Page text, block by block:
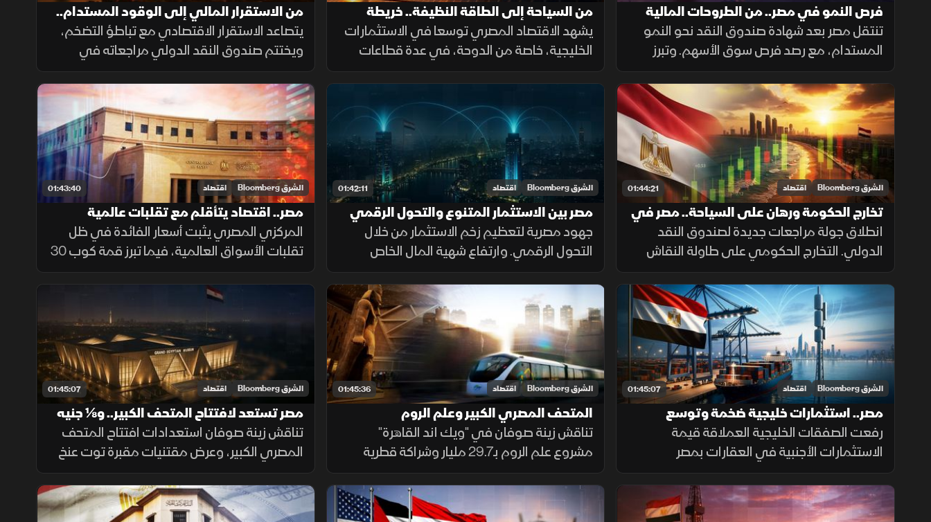
فرص النمو في مصر.. من الطروحات المالية
إلى سياسات المستقبل
تنتقل مصر بعد شهادة صندوق النقد نحو النمو
المستدام، مع رصد فرص سوق الأسهم. وتبرز
فاعلية البيانات الرقمية كأداة للحكومة. ونظهر
لمحة عن حياة قدماء المصريين، وعن تحويل
الإنتاج إلى قيمة أصيلة.
من السياحة إلى الطاقة النظيفة.. خريطة
استثمار جديدة في مصر
يشهد الاقتصاد المصري توسعا في الاستثمارات
الخليجية، خاصة من الدوحة، في عدة قطاعات
منها السياحة. وتحالف صناعي لنقل صناعة الطاقة
النظيفة. وتطورات في التمويل العقاري
الرقمي. وآفاق جديدة لسياحة الجولف.
من الاستقرار المالي إلى الوقود المستدام..
تحولات اقتصادية لافتة
يتصاعد الاستقرار الاقتصادي مع تباطؤ التضخم،
ويختتم صندوق النقد الدولي مراجعاته في
القاهرة. وتتوسع "الملاحة الوطنية" لتنويع
أسطولها. وتوقع الحكومة اتفاقيات استثمارية
لتوفير وقود الطائرات المستدام.
01:44:21 الشرق Bloomberg اقتصاد
تخارج الحكومة ورهان على السياحة.. مصر في
انتظار حصاد النتائج
انطلاق جولة مراجعات جديدة لصندوق النقد
الدولي. التخارج الحكومي على طاولة النقاش
في انتظار نسخة جديدة من وثيقة ملكية الدولة..
وسير أعمال القطاع الخاص غير النفطي على
أفضل وجه في خمسة أعوام.
01:42:11 الشرق Bloomberg اقتصاد
مصر بين الاستثمار المتنوع والتحول الرقمي
في عصر الذكاء الاصطناعي
جهود مصرية لتعظيم زخم الاستثمار من خلال
التحول الرقمي. وارتفاع شهية المال الخاص
لإقامة مشروعات في الصحة، والتعليم. وأهمية
الصناعات الإبداعية في تعزيز القوة الناعمة.
وتوقعات بانتعاش قناة السويس.
01:43:40 الشرق Bloomberg اقتصاد
مصر.. اقتصاد يتأقلم مع تقلبات عالمية
المركزي المصري يثبت أسعار الفائدة في ظل
تقلبات الأسواق العالمية، فيما تبرز قمة كوب 30
مطالب العدالة المناخية، ويعيد معرض الأبد هو
الآن صياغة الإرث الحضاري بأسلوب معاصر.
01:45:07 الشرق Bloomberg اقتصاد
مصر.. استثمارات خليجية ضخمة وتوسع
اتفاقيات النقل والاتصالات
رفعت الصفقات الخليجية العملاقة قيمة
الاستثمارات الأجنبية في العقارات بمصر
لمستويات قياسية، بينما تتسارع الاتفاقيات في
النقل واللوجستيات والاتصالات لدعم الاقتصاد
الوطني.
01:45:36 الشرق Bloomberg اقتصاد
المتحف المصري الكبير وعلم الروم
والمونوريل.. معالم مستقبل الاستثمار في
مصر
تناقش زينة صوفان في "ويك اند القاهرة"
مشروع علم الروم بـ29.7 مليار وشراكة قطرية
مصرية، وتشغيل القطار السريع، وازدهار السياحة
والصناعة المصرية بدعم حرب التعريفات الأميركية.
01:45:07 الشرق Bloomberg اقتصاد
مصر تستعد لافتتاح المتحف الكبير.. و⅛ جنيه
ذهب يجذب المدخرين
تناقش زينة صوفان استعدادات افتتاح المتحف
المصري الكبير، وعرض مقتنيات مقبرة توت عنخ
آمون. بالتزامن مع ظهور فئة الذهب "⅛ جنيه"
لحفظ قيمة المدخرات. ونشاط ملحوظ لصالات
السينما بعد عرض فيلم هيبتا 2.